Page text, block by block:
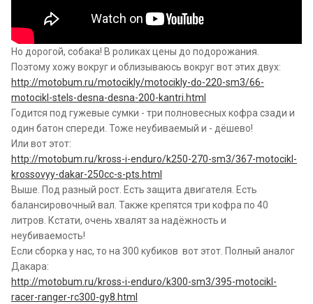
Но дорогой, собака! В роликах цены до подорожания.
Поэтому хожу вокруг и облизываюсь вокруг вот этих двух:
http://motobum.ru/motocikly/motocikly-do-220-sm3/66-
motocikl-stels-desna-desna-200-kantri.html
Годится под гужевые сумки - три полновесных кофра сзади и
один батон спереди. Тоже неубиваемый и - дёшево!
Или вот этот:
http://motobum.ru/kross-i-enduro/k250-270-sm3/367-motocikl-
krossovyy-dakar-250cc-s-pts.html
Выше. Под разный рост. Есть защита двигателя. Есть
балансировочный вал. Также крепятся три кофра по 40
литров. Кстати, очень хвалят за надёжность и
неубиваемость!
Если сборка у нас, то на 300 кубиков вот этот. Полный аналог
Дакара:
http://motobum.ru/kross-i-enduro/k300-sm3/395-motocikl-
racer-ranger-rc300-gy8.html